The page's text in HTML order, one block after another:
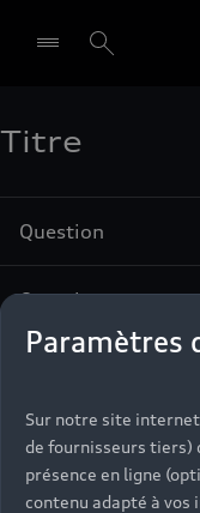
Select dealer
Titre
Question
Question
Accès rapides
Paramètres
Sur notre site
de fournisseurs tiers)
présence en ligne
contenu adapté à